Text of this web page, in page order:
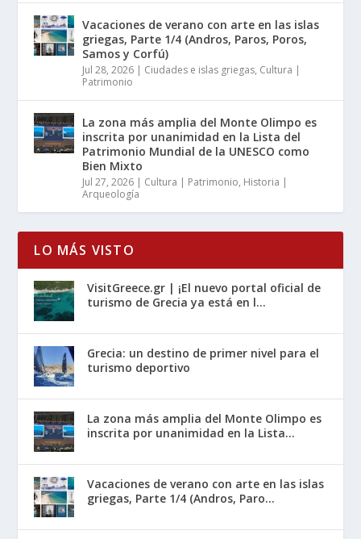
Vacaciones de verano con arte en las islas
griegas, Parte 1/4 (Andros, Paros, Poros,
Samos y Corfú)
Jul 28, 2026 | Ciudades e islas griegas, Cultura |
Patrimonio
La zona más amplia del Monte Olimpo es
inscrita por unanimidad en la Lista del
Patrimonio Mundial de la UNESCO como
Bien Mixto
Jul 27, 2026 | Cultura | Patrimonio, Historia |
Arqueología
LO MÁS VISTO
VisitGreece.gr | ¡El nuevo portal oficial de
turismo de Grecia ya está en l...
Grecia: un destino de primer nivel para el
turismo deportivo
La zona más amplia del Monte Olimpo es
inscrita por unanimidad en la Lista...
Vacaciones de verano con arte en las islas
griegas, Parte 1/4 (Andros, Paro...